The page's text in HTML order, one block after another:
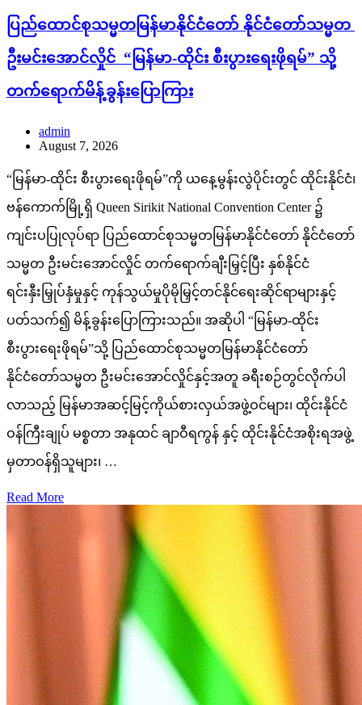
ပြည်ထောင်စုသမ္မတမြန်မာနိုင်ငံတော် နိုင်ငံတော်သမ္မတ
ဦးမင်းအောင်လှိုင် “မြန်မာ-ထိုင်း စီးပွားရေးဖိုရမ်” သို့
တက်ရောက်မိန့်ခွန်းပြောကြား
admin
August 7, 2026
“မြန်မာ-ထိုင်း စီးပွားရေးဖိုရမ်”ကို ယနေ့မွန်းလွဲပိုင်းတွင် ထိုင်းနိုင်ငံ၊
ဗန်ကောက်မြို့ရှိ Queen Sirikit National Convention Center ၌
ကျင်းပပြုလုပ်ရာ ပြည်ထောင်စုသမ္မတမြန်မာနိုင်ငံတော် နိုင်ငံတော်
သမ္မတ ဦးမင်းအောင်လှိုင် တက်ရောက်ချီးမြှင့်ပြီး နှစ်နိုင်ငံ
ရင်းနှီးမြှုပ်နှံမှုနှင့် ကုန်သွယ်မှုပိုမိုမြှင့်တင်နိုင်ရေးဆိုင်ရာများနှင့်
ပတ်သက်၍ မိန့်ခွန်းပြောကြားသည်။ အဆိုပါ “မြန်မာ-ထိုင်း
စီးပွားရေးဖိုရမ်”သို့ ပြည်ထောင်စုသမ္မတမြန်မာနိုင်ငံတော်
နိုင်ငံတော်သမ္မတ ဦးမင်းအောင်လှိုင်နှင့်အတူ ခရီးစဉ်တွင်လိုက်ပါ
လာသည့် မြန်မာအဆင့်မြင့်ကိုယ်စားလှယ်အဖွဲ့ဝင်များ၊ ထိုင်းနိုင်ငံ
ဝန်ကြီးချုပ် မစ္စတာ အနုထင် ချာဝီရကွန် နှင့် ထိုင်းနိုင်ငံအစိုးရအဖွဲ့
မှတာဝန်ရှိသူများ၊ …
Read More